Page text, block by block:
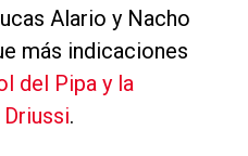
Alario y Nacho
más indicaciones
del Pipa y la
.